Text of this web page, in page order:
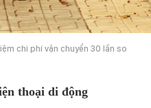
chi phí vận chuyển 30 lần so
thoại di động